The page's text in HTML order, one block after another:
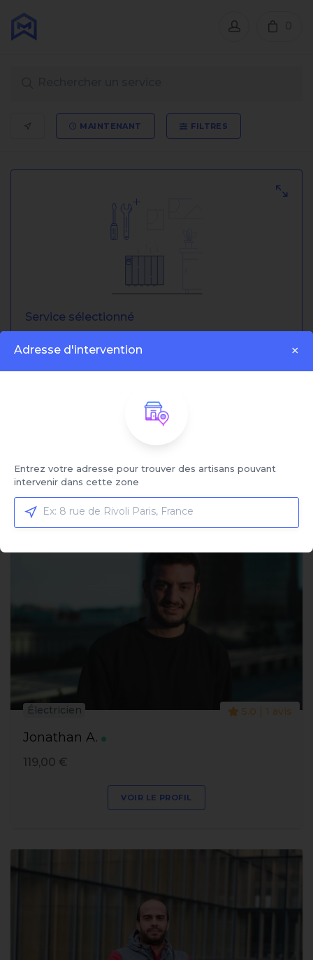
Adresse d'intervention ×
Entrez votre adresse pour trouver des artisans pouvant
intervenir dans cette zone
0
MAINTENANT FILTRES
Service sélectionné
comparer les offres
Affiché:1 - 4 sur 4 artisans
Jonathan A.
Électricien 5.0 | 1 avis
119,00 €
VOIR LE PROFIL